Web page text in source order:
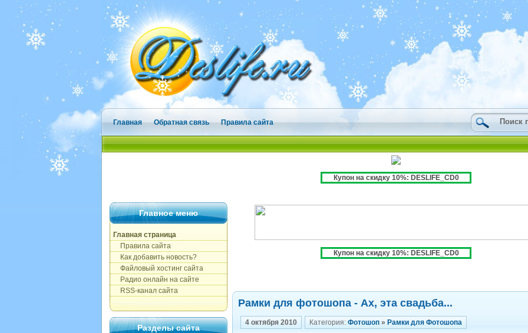
Главная Обратная связь Правила сайта
Купон на скидку 10%: DESLIFE_CD0
Главное меню
Главная страница
Правила сайта
Как добавить новость?
Файловый хостинг сайта
Радио онлайн на сайте
RSS-канал сайта
Разделы сайта
Купон на скидку 10%: DESLIFE_CD0
Рамки для фотошопа - Ах, эта свадьба...
4 октября 2010 Категория: Фотошоп » Рамки для Фотошопа